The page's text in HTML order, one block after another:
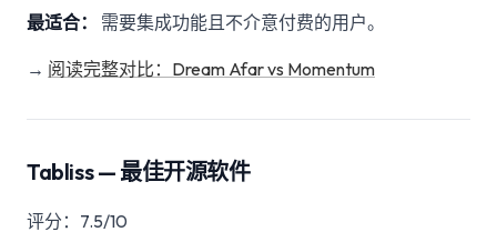
最适合： 需要集成功能且不介意付费的用户。
→ 阅读完整对比：Dream Afar vs Momentum
Tabliss — 最佳开源软件
评分：7.5/10